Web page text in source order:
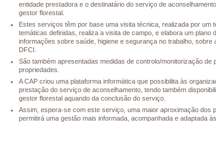
entidade prestadora e o destinatário do serviço de
gestor florestal.
Estes serviços têm por base uma visita técnica, realizada por
temáticas definidas, realiza a visita de campo, e elabora um
informações sobre saúde, higiene e segurança no trabalho,
DFCI.
São também apresentadas medidas de controlo/monitorização
propriedades.
A CAP criou uma plataforma informática que possibilita às
prestação do serviço de aconselhamento, tendo também
gestor florestal aquando da conclusão do serviço.
Assim, espera-se com este serviço, uma maior aproximação
permitirá uma gestão mais informada, acompanhada e adaptada